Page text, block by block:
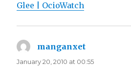
Glee | OcioWatch
manganxet
January 20, 2010 at 00:55